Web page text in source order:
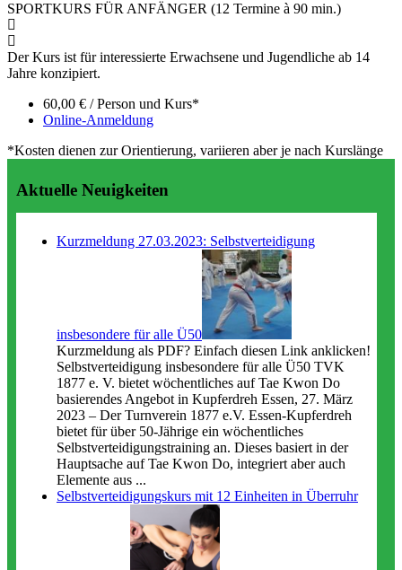
SPORTKURS FÜR ANFÄNGER (12 Termine à 90 min.)
Der Kurs ist für interessierte Erwachsene und Jugendliche ab 14
Jahre konzipiert.
60,00 € / Person und Kurs*
Online-Anmeldung
*Kosten dienen zur Orientierung, variieren aber je nach Kurslänge
Aktuelle Neuigkeiten
Kurzmeldung 27.03.2023: Selbstverteidigung
insbesondere für alle Ü50
Kurzmeldung als PDF? Einfach diesen Link anklicken!
Selbstverteidigung insbesondere für alle Ü50 TVK
1877 e. V. bietet wöchentliches auf Tae Kwon Do
basierendes Angebot in Kupferdreh Essen, 27. März
2023 – Der Turnverein 1877 e.V. Essen-Kupferdreh
bietet für über 50-Jährige ein wöchentliches
Selbstverteidigungstraining an. Dieses basiert in der
Hauptsache auf Tae Kwon Do, integriert aber auch
Elemente aus ...
Selbstverteidigungskurs mit 12 Einheiten in Überruhr